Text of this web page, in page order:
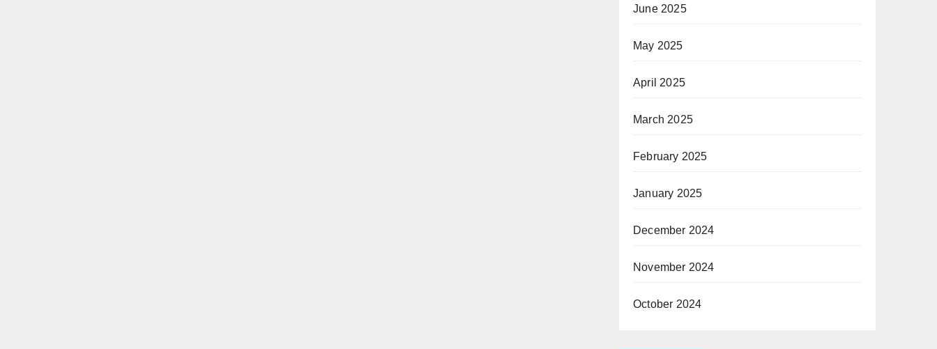
June 2025
May 2025
April 2025
March 2025
February 2025
January 2025
December 2024
November 2024
October 2024